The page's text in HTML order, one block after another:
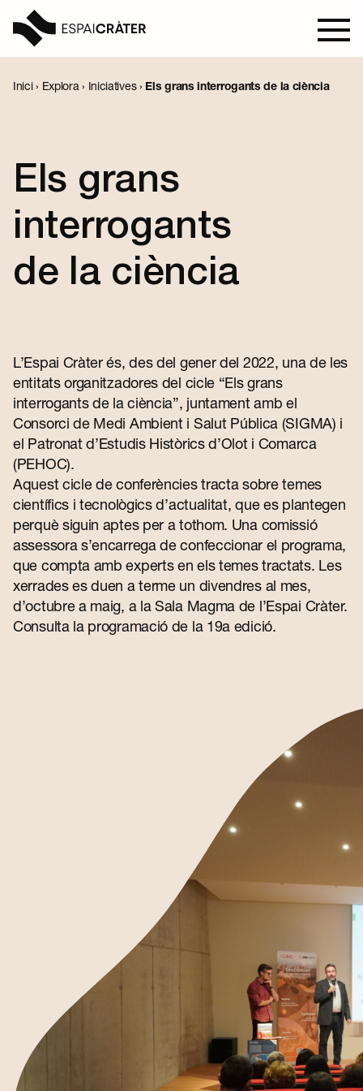
Aprèn
Explora
Programació
Contacte
Inici› Explora › Iniciatives› Els grans interrogants de la ciència
Els grans
interrogants
de la ciència
L’Espai Cràter és, des del gener del 2022, una de les
entitats organitzadores del cicle “Els grans
interrogants de la ciència”, juntament amb el
Consorci de Medi Ambient i Salut Pública (SIGMA) i
el Patronat d’Estudis Històrics d’Olot i Comarca
(PEHOC).
Aquest cicle de conferències tracta sobre temes
científics i tecnològics d’actualitat, que es plantegen
perquè siguin aptes per a tothom. Una comissió
assessora s’encarrega de confeccionar el programa,
que compta amb experts en els temes tractats. Les
xerrades es duen a terme un divendres al mes,
d’octubre a maig, a la Sala Magma de l’Espai Cràter.
Consulta la programació de la 19a edició.